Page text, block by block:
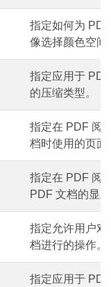
指定如何为
像选择颜色空间
指定应用于
的压缩类型。
指定在 PDF 阅
档时使用的页面
指定在 PDF 阅
PDF 文档的显
指定允许用户对
档进行的操作。
指定应用于